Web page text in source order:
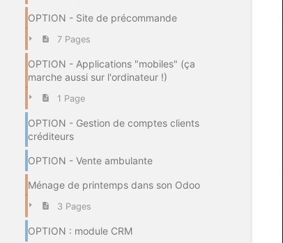
OPTION - Site de précommande
7 Pages
OPTION - Applications "mobiles" (ça
marche aussi sur l'ordinateur !)
1 Page
OPTION - Gestion de comptes clients
créditeurs
OPTION - Vente ambulante
Ménage de printemps dans son Odoo
3 Pages
OPTION : module CRM